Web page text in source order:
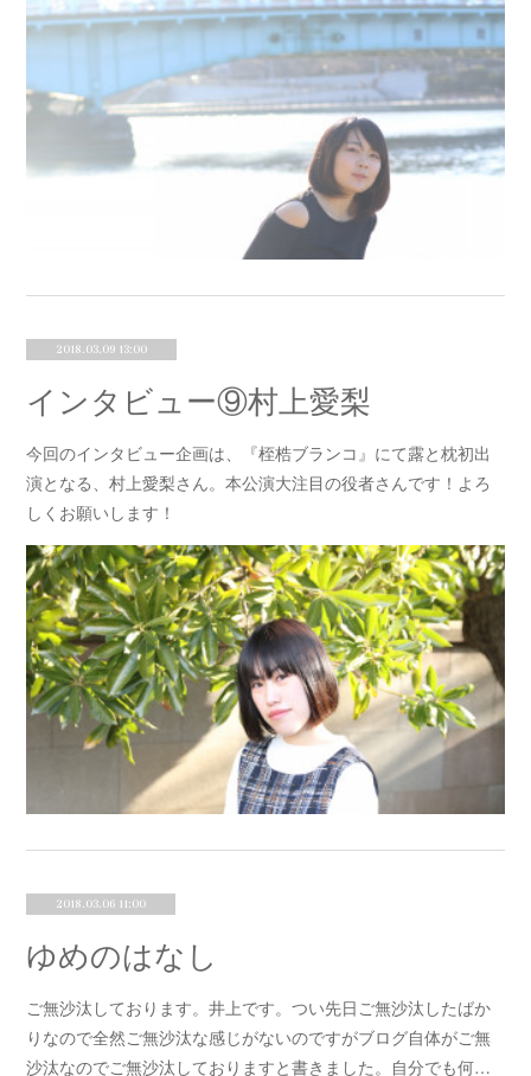
2018.03.09 13:00
インタビュー⑨村上愛梨
今回のインタビュー企画は、『桎梏ブランコ』にて露と枕初出
演となる、村上愛梨さん。本公演大注目の役者さんです！よろ
しくお願いします！
2018.03.06 11:00
ゆめのはなし
ご無沙汰しております。井上です。つい先日ご無沙汰したばか
りなので全然ご無沙汰な感じがないのですがブログ自体がご無
沙汰なのでご無沙汰しておりますと書きました。自分でも何…